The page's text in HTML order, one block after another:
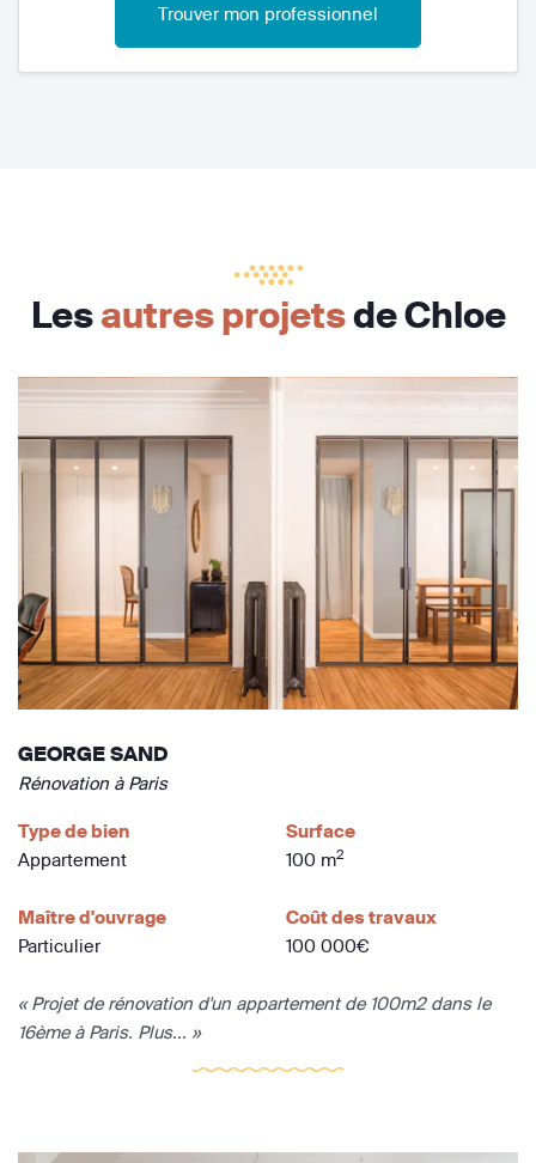
Trouver mon professionnel
Lesautres projetsde Chloe
GEORGE SAND
Rénovation à Paris
Type de bien
Appartement
Surface
100 m2
Maître d'ouvrage
Particulier
Coût des travaux
100 000€
« Projet de rénovation d'un appartement de 100m2 dans le
16ème à Paris. Plus... »